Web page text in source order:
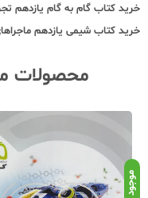
خرید کتاب گام به گام یازدهم
خرید کتاب شیمی یازدهم
محصولات
موجود